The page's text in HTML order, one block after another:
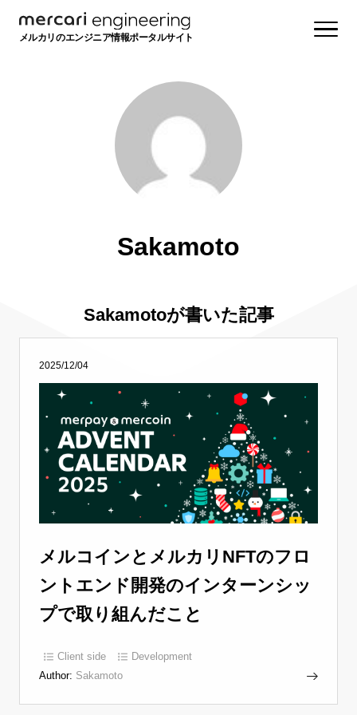
メルカリのエンジニア情報ポータルサイト
Sakamoto
Sakamotoが書いた記事
2025/12/04
メルコインとメルカリNFTのフロ
ントエンド開発のインターンシッ
プで取り組んだこと
Client side
Development
Author: Sakamoto